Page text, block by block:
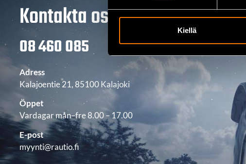
Kiellä
Kontakta oss
08 460 085
Adress
Kalajoentie 21, 85100 Kalajoki
Öppet
Vardagar mån–fre 8.00 – 17.00
E-post
myynti@rautio.fi